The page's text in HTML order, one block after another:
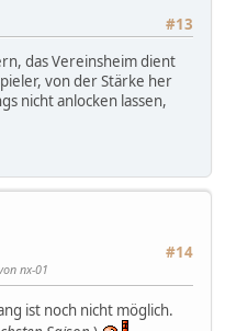
#13
das Vereinsheim dient
von der Stärke her
nicht anlocken lassen,
#14
nx-01
ist noch nicht möglich.